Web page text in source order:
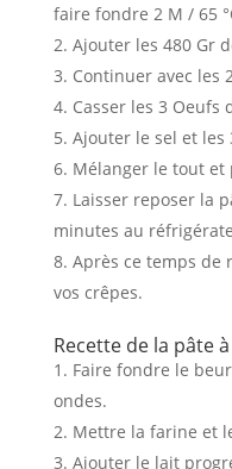
faire fondre 2 M / 65
Ajouter les 480 Gr
Continuer avec les
Casser les 3 Oeufs
Ajouter le sel et les
Mélanger le tout et
Laisser reposer la
minutes au
Après ce temps de
vos crêpes.
Recette de la pâte
Faire fondre le
ondes.
Mettre la farine et
Ajouter le lait